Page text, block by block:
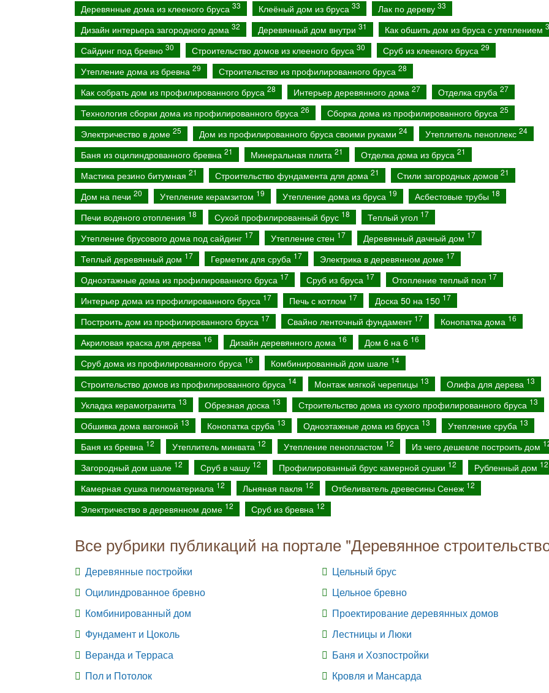
Деревянные дома из клееного бруса 33 Клеёный дом из бруса 33 Лак по дереву 33
Дизайн интерьера загородного дома 32 Деревянный дом внутри 31 Как обшить дом из бруса с утеплением
Сайдинг под бревно 30 Строительство домов из клееного бруса 30 Сруб из клееного бруса 29
Утепление дома из бревна 29 Строительство из профилированного бруса 28
Как собрать дом из профилированного бруса 28 Интерьер деревянного дома 27 Отделка сруба 27
Технология сборки дома из профилированного бруса 26 Сборка дома из профилированного бруса 25
Электричество в доме 25 Дом из профилированного бруса своими руками 24 Утеплитель пеноплекс 24
Баня из оцилиндрованного бревна 21 Минеральная плита 21 Отделка дома из бруса 21
Мастика резино битумная 21 Строительство фундамента для дома 21 Стили загородных домов 21
Дом на печи 20 Утепление керамзитом 19 Утепление дома из бруса 19 Асбестовые трубы 18
Печи водяного отопления 18 Сухой профилированный брус 18 Теплый угол 17
Утепление брусового дома под сайдинг 17 Утепление стен 17 Деревянный дачный дом 17
Теплый деревянный дом 17 Герметик для сруба 17 Электрика в деревянном доме 17
Одноэтажные дома из профилированного бруса 17 Сруб из бруса 17 Отопление теплый пол 17
Интерьер дома из профилированного бруса 17 Печь с котлом 17 Доска 50 на 150 17
Построить дом из профилированного бруса 17 Свайно ленточный фундамент 17 Конопатка дома 16
Акриловая краска для дерева 16 Дизайн деревянного дома 16 Дом 6 на 6 16
Сруб дома из профилированного бруса 16 Комбинированный дом шале 14
Строительство домов из профилированного бруса 14 Монтаж мягкой черепицы 13 Олифа для дерева 13
Укладка керамогранита 13 Обрезная доска 13 Строительство дома из сухого профилированного бруса 13
Обшивка дома вагонкой 13 Конопатка сруба 13 Одноэтажные дома из бруса 13 Утепление сруба 13
Баня из бревна 12 Утеплитель минвата 12 Утепление пенопластом 12 Из чего дешевле построить дом
Загородный дом шале 12 Сруб в чашу 12 Профилированный брус камерной сушки 12 Рубленный дом 12
Камерная сушка пиломатериала 12 Льняная пакля 12 Отбеливатель древесины Сенеж 12
Электричество в деревянном доме 12 Сруб из бревна 12
Все рубрики публикаций на портале "Деревянное
Деревянные постройки
Цельный брус
Оцилиндрованное бревно
Цельное бревно
Комбинированный дом
Проектирование деревянных домов
Фундамент и Цоколь
Лестницы и Люки
Веранда и Терраса
Баня и Хозпостройки
Пол и Потолок
Кровля и Мансарда